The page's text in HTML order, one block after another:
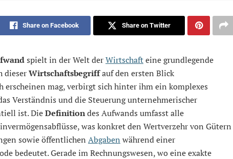
Share on Facebook Share on Twitter
spielt in der Welt derWirtschafteine grundlegende
dieserWirtschaftsbegriffauf den ersten Blick
erscheinen mag, verbirgt sich hinter ihm ein komplexes
Verständnis und die Steuerung unternehmerischer
ist. DieDefinitiondes Aufwands umfasst alle
was konkret den Wertverzehr von Gütern
sowie öffentlichen Abgaben während einer
bedeutet. Gerade im Rechnungswesen, wo eine exakte